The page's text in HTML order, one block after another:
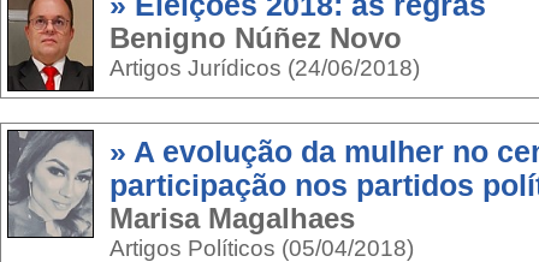
Benigno Núñez Novo
Artigos Jurídicos (24/06/2018)
» A evolução da mulher no
participação nos partidos
Marisa Magalhaes
Artigos Políticos (05/04/2018)